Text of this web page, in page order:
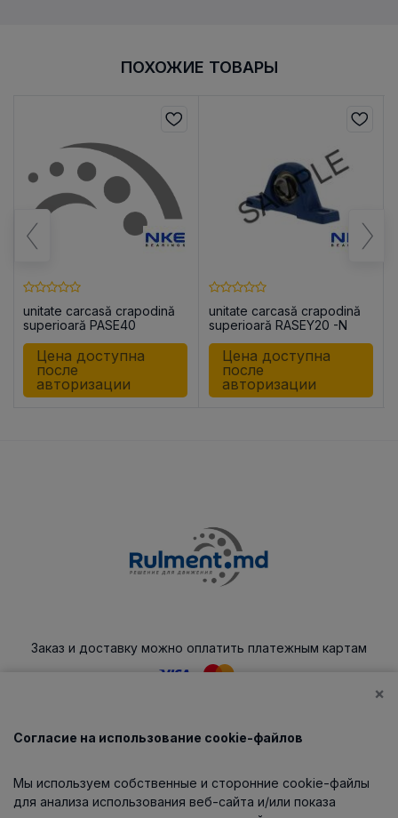
ПОХОЖИЕ ТОВАРЫ
unitate carcasă crapodină
superioară PASE40
Цена доступна
после
авторизации
unitate carcasă crapodină
superioară RASEY20 -N
Цена доступна
после
авторизации
Заказ и доставку можно оплатить платежным картам
Каталог
О компании
×
Согласие на использование cookie-файлов
Мы используем собственные и сторонние cookie-файлы
для анализа использования веб-сайта и/или показа